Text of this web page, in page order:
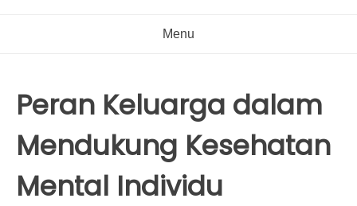
Menu
Peran Keluarga dalam
Mendukung Kesehatan
Mental Individu